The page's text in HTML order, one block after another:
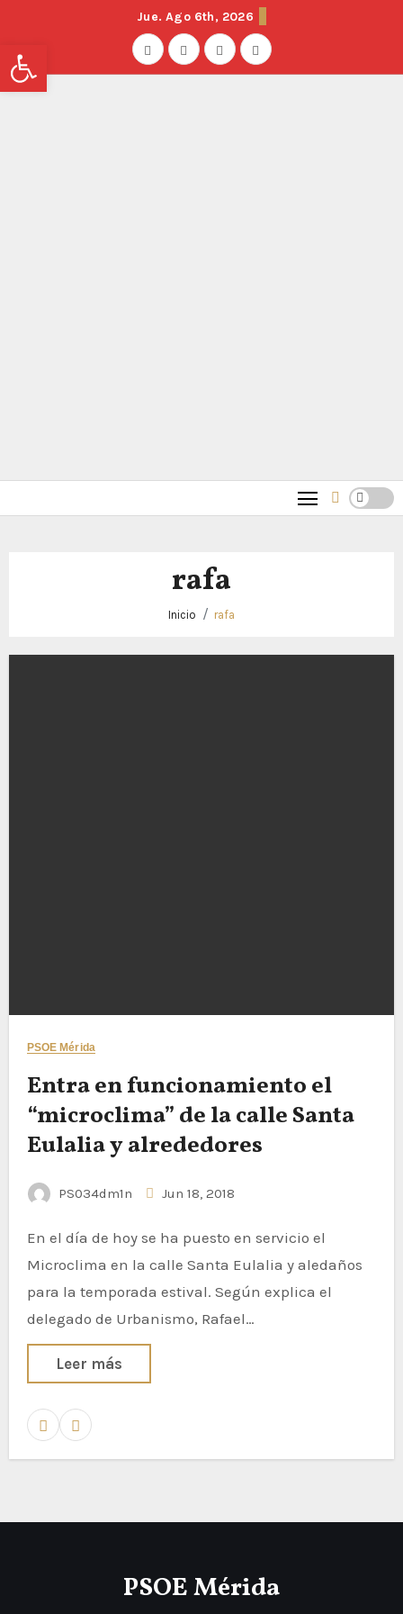
Jue. Ago 6th, 2026
rafa
Inicio rafa
PSOE Mérida
Entra en funcionamiento el
“microclima” de la calle Santa
Eulalia y alrededores
PS034dm1n Jun 18, 2018
En el día de hoy se ha puesto en servicio el
Microclima en la calle Santa Eulalia y aledaños
para la temporada estival. Según explica el
delegado de Urbanismo, Rafael…
Leer más
PSOE Mérida
Abrir barra de herramientas